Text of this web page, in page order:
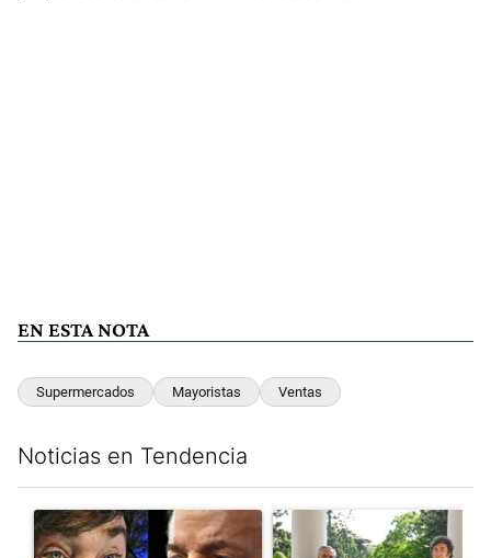
EN ESTA NOTA
Supermercados Mayoristas Ventas
Noticias en Tendencia
Un artículo de tendencia con el título "Tensión Lula-Milei:
Un artículo de tendencia con